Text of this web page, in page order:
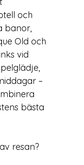
och
banor,
Old och
vid
–
bästa
resan?